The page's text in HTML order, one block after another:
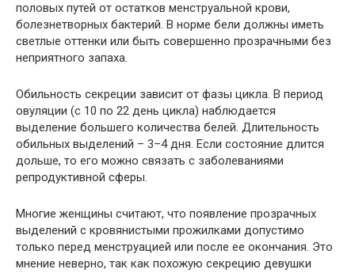
половых путей от остатков менструальной крови,
болезнетворных бактерий. В норме бели должны иметь
светлые оттенки или быть совершенно прозрачными без
неприятного запаха.
Обильность секреции зависит от фазы цикла. В период
овуляции (с 10 по 22 день цикла) наблюдается
выделение большего количества белей. Длительность
обильных выделений – 3–4 дня. Если состояние длится
дольше, то его можно связать с заболеваниями
репродуктивной сферы.
Многие женщины считают, что появление прозрачных
выделений с кровянистыми прожилками допустимо
только перед менструацией или после ее окончания. Это
мнение неверно, так как похожую секрецию девушки